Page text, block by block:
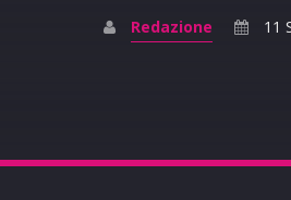
Redazione 11